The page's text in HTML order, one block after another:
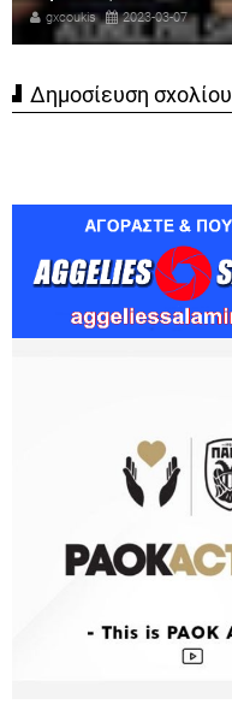
gxcoukis 2023-03-07
Δημοσίευση σχολίου